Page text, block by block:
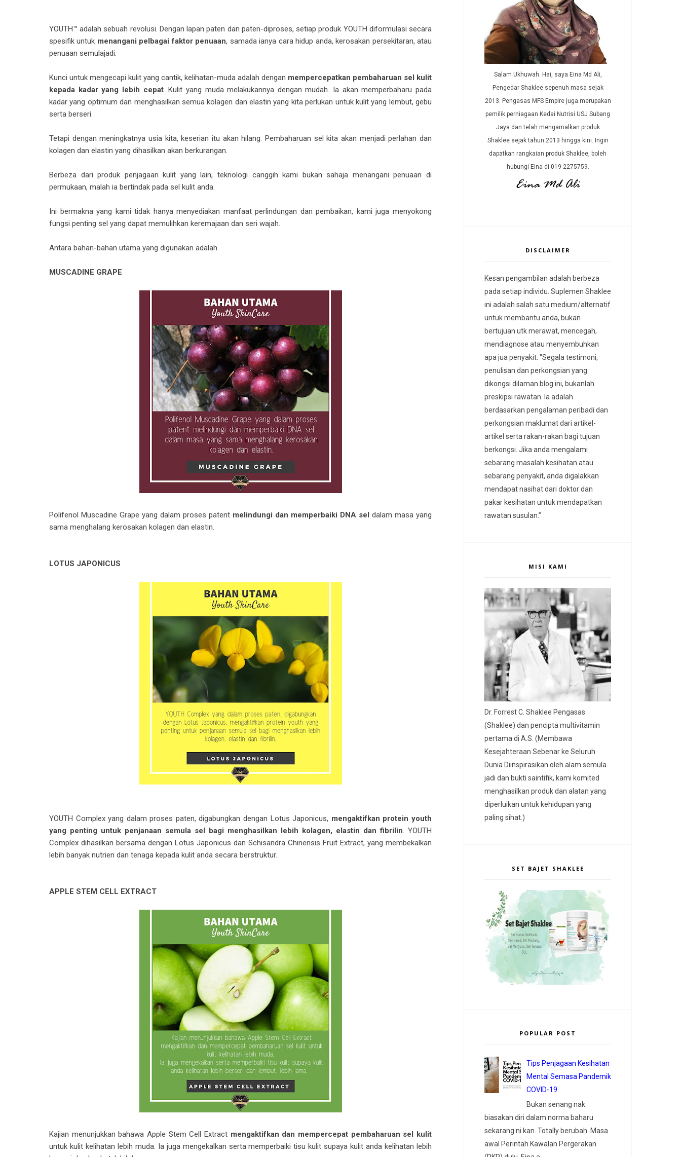
YOUTH™ adalah sebuah revolusi. Dengan lapan paten dan paten-diproses, setiap produk YOUTH diformulasi secara
spesifik untuk menangani pelbagai faktor penuaan, samada ianya cara hidup anda, kerosakan persekitaran, atau
penuaan semulajadi.
Kunci untuk mengecapi kulit yang cantik, kelihatan-muda adalah dengan mempercepatkan pembaharuan sel kulit
kepada kadar yang lebih cepat. Kulit yang muda melakukannya dengan mudah. Ia akan memperbaharu pada
kadar yang optimum dan menghasilkan semua kolagen dan elastin yang kita perlukan untuk kulit yang lembut, gebu
serta berseri.
Tetapi dengan meningkatnya usia kita, keserian itu akan hilang. Pembaharuan sel kita akan menjadi perlahan dan
kolagen dan elastin yang dihasilkan akan berkurangan.
Berbeza dari produk penjagaan kulit yang lain, teknologi canggih kami bukan sahaja menangani penuaan di
permukaan, malah ia bertindak pada sel kulit anda.
Ini bermakna yang kami tidak hanya menyediakan manfaat perlindungan dan pembaikan, kami juga menyokong
fungsi penting sel yang dapat memulihkan keremajaan dan seri wajah.
Antara bahan-bahan utama yang digunakan adalah
MUSCADINE GRAPE
Polifenol Muscadine Grape yang dalam proses patent melindungi dan memperbaiki DNA sel dalam masa yang
sama menghalang kerosakan kolagen dan elastin.
LOTUS JAPONICUS
YOUTH Complex yang dalam proses paten, digabungkan dengan Lotus Japonicus, mengaktifkan protein youth
yang penting untuk penjanaan semula sel bagi menghasilkan lebih kolagen, elastin dan fibrilin. YOUTH
Complex dihasilkan bersama dengan Lotus Japonicus dan Schisandra Chinensis Fruit Extract, yang membekalkan
lebih banyak nutrien dan tenaga kepada kulit anda secara berstruktur.
APPLE STEM CELL EXTRACT
Kajian menunjukkan bahawa Apple Stem Cell Extract mengaktifkan dan mempercepat pembaharuan sel kulit
untuk kulit kelihatan lebih muda. Ia juga mengekalkan serta memperbaiki tisu kulit supaya kulit anda kelihatan lebih
Salam Ukhuwah. Hai, saya Eina Md Ali,
Pengedar Shaklee sepenuh masa sejak
2013. Pengasas MFS Empire juga merupakan
pemilik perniagaan Kedai Nutrisi USJ Subang
Jaya dan telah mengamalkan produk
Shaklee sejak tahun 2013 hingga kini. Ingin
dapatkan rangkaian produk Shaklee, boleh
hubungi Eina di 019-2275759.
DISCLAIMER
Kesan pengambilan adalah berbeza
pada setiap individu. Suplemen Shaklee
ini adalah salah satu medium/alternatif
untuk membantu anda, bukan
bertujuan utk merawat, mencegah,
mendiagnose atau menyembuhkan
apa jua penyakit. "Segala testimoni,
penulisan dan perkongsian yang
dikongsi dilaman blog ini, bukanlah
preskipsi rawatan. Ia adalah
berdasarkan pengalaman peribadi dan
perkongsian maklumat dari artikel-
artikel serta rakan-rakan bagi tujuan
berkongsi. Jika anda mengalami
sebarang masalah kesihatan atau
sebarang penyakit, anda digalakkan
mendapat nasihat dari doktor dan
pakar kesihatan untuk mendapatkan
rawatan susulan.”
MISI KAMI
Dr. Forrest C. Shaklee Pengasas
(Shaklee) dan pencipta multivitamin
pertama di A.S. (Membawa
Kesejahteraan Sebenar ke Seluruh
Dunia Diinspirasikan oleh alam semula
jadi dan bukti saintifik, kami komited
menghasilkan produk dan alatan yang
diperluikan untuk kehidupan yang
paling sihat.)
SET BAJET SHAKLEE
POPULAR POST
Tips Penjagaan Kesihatan
Mental Semasa Pandemik
COVID-19.
Bukan senang nak
biasakan diri dalam norma baharu
sekarang ni kan. Totally berubah. Masa
awal Perintah Kawalan Pergerakan